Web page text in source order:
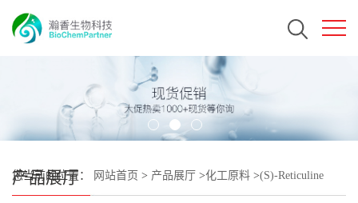
产品展厅
您当前的位置： 网站首页 > 产品展厅 >化工原料 >(S)-Reticuline